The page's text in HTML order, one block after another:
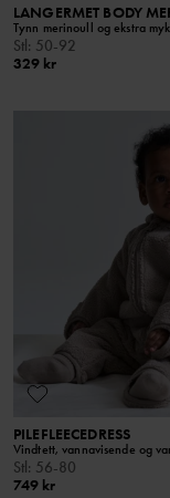
LANGERMET BODY
Tynn merinoull og ekstra
Stl: 50-92
329 kr
PILEFLEECEDRESS
Vindtett, vannavisende og
Stl : 56-80
749 kr